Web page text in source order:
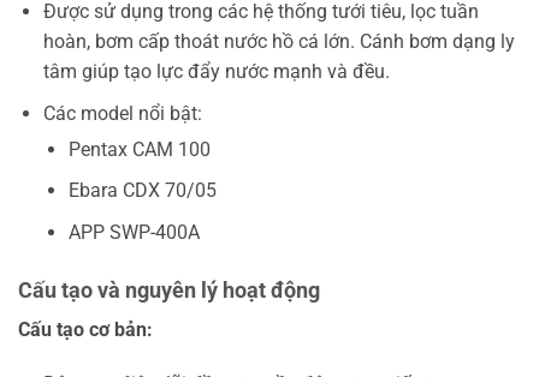
Được sử dụng trong các hệ thống tưới tiêu, lọc tuần
hoàn, bơm cấp thoát nước hồ cá lớn. Cánh bơm dạng ly
tâm giúp tạo lực đẩy nước mạnh và đều.
Các model nổi bật:
Pentax CAM 100
Ebara CDX 70/05
APP SWP-400A
Cấu tạo và nguyên lý hoạt động
Cấu tạo cơ bản: